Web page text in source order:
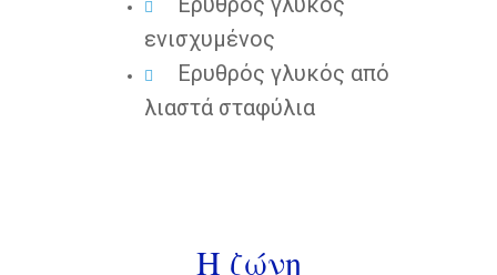
ενισχυμένος
Ερυθρός γλυκός από
λιαστά σταφύλια
Η ζώνη